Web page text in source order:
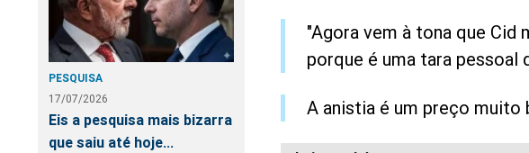
PESQUISA
17/07/2026
Eis a pesquisa mais bizarra
que saiu até hoje...
"Agora vem à tona que Cid
porque é uma tara
A anistia é um preço muito